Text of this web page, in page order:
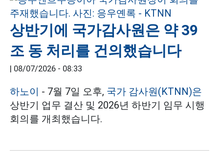
상반기에 국가감사원은 약 39
조 동 처리를 건의했습니다
| 08/07/2026 - 08:33
하노이 - 7월 7일 오후, 국가 감사원(KTNN)은
상반기 업무 결산 및 2026년 하반기 임무 시행
회의를 개최했습니다.